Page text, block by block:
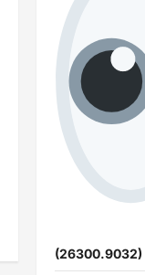
(26300.9032)